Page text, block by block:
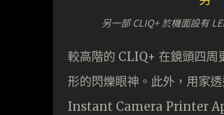
另一部 CLIQ+ 於機面設有
較高階的 CLIQ+ 在鏡頭四周
形的閃爍眼神。此外，用家
Instant Camera Printer